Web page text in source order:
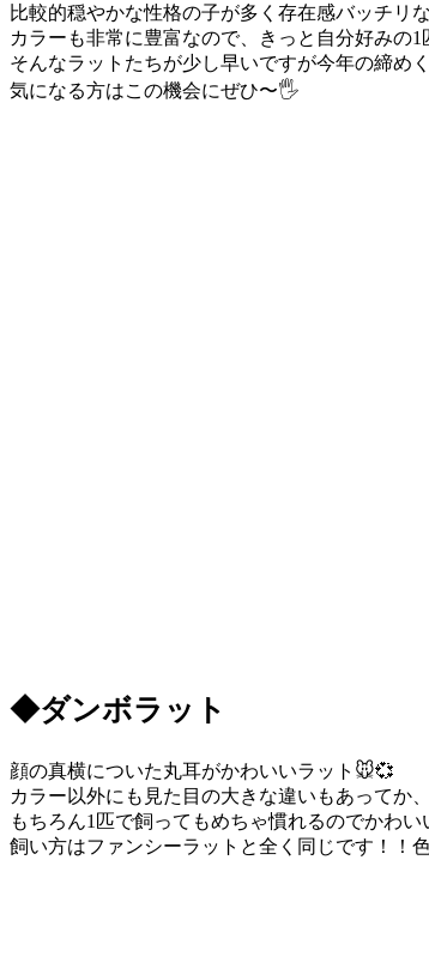
比較的穏やかな性格の子が多く存在感バッチリ
カラーも非常に豊富なので、きっと自分好みの1
そんなラットたちが少し早いですが今年の締め
気になる方はこの機会にぜひ〜🖐️
◆ダンボラット
顔の真横についた丸耳がかわいいラット🐭💞
カラー以外にも見た目の大きな違いもあってか
もちろん1匹で飼ってもめちゃ慣れるのでかわい
飼い方はファンシーラットと全く同じです！！